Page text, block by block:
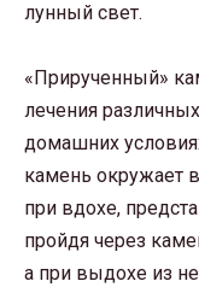
лунный свет.
«Прирученный»
лечения
домашних
камень окружает
при вдохе,
пройдя через
а при выдохе из